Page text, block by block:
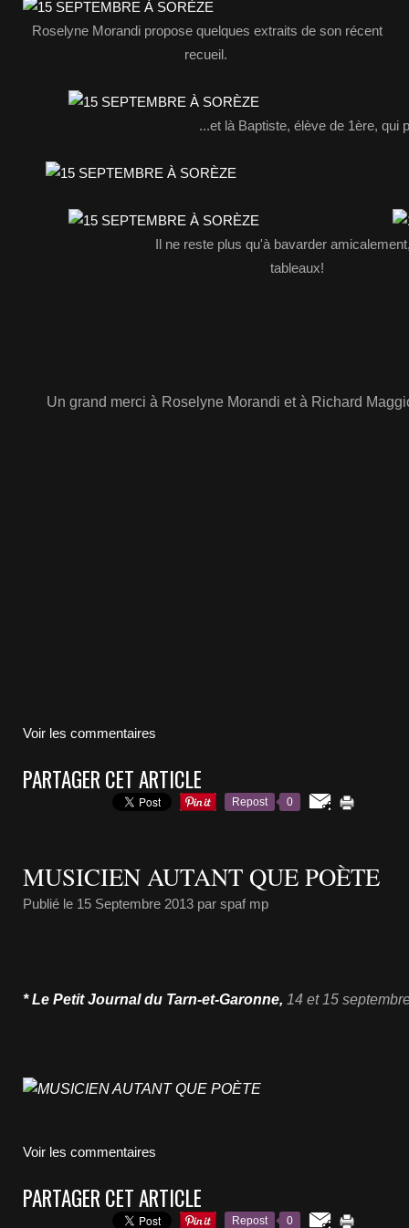
Roselyne Morandi propose quelques extraits de son récent
recueil.
...et là Baptiste, élève de 1ère, qui
Il ne reste plus qu'à bavarder amicalement, ou
tableaux!
Un grand merci à Roselyne Morandi et à Richard
Voir les commentaires
PARTAGER CET ARTICLE
Repost 0
MUSICIEN AUTANT QUE POÈTE
Publié le 15 Septembre 2013 par spaf mp
* Le Petit Journal du Tarn-et-Garonne, 14 et 15
Voir les commentaires
PARTAGER CET ARTICLE
Repost 0